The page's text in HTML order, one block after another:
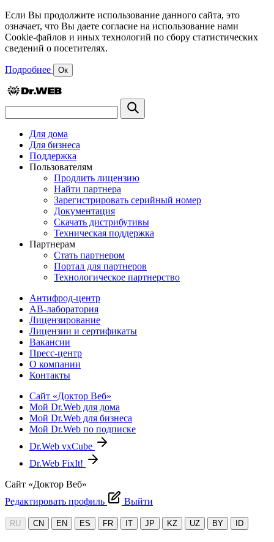
Если Вы продолжите использование данного сайта, это
означает, что Вы даете согласие на использование нами
Cookie-файлов и иных технологий по сбору статистических
сведений о посетителях.
Подробнее Ок
Для дома
Для бизнеса
Поддержка
Пользователям
Продлить лицензию
Найти партнера
Зарегистрировать серийный номер
Документация
Скачать дистрибутивы
Техническая поддержка
Партнерам
Стать партнером
Портал для партнеров
Технологическое партнерство
Антифрод-центр
АВ-лаборатория
Лицензирование
Лицензии и сертификаты
Вакансии
Пресс-центр
О компании
Контакты
Сайт «Доктор Веб»
Мой Dr.Web для дома
Мой Dr.Web для бизнеса
Мой Dr.Web по подписке
Dr.Web vxCube
Dr.Web FixIt!
Сайт «Доктор Веб»
Редактировать профиль
Выйти
RU CN EN ES FR IT JP KZ UZ BY ID